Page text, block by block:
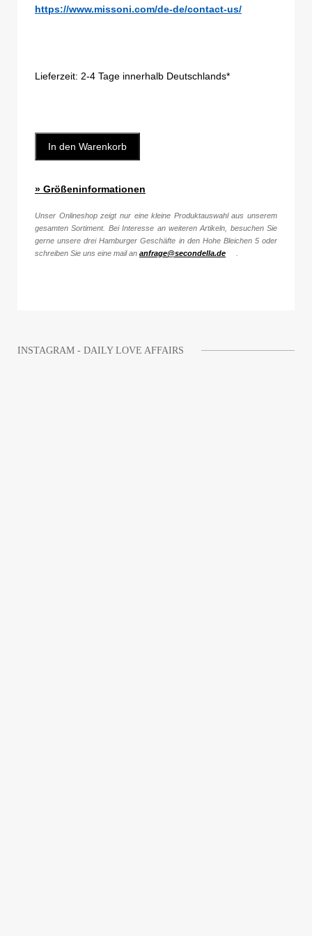
https://www.missoni.com/de-de/contact-us/
Lieferzeit: 2-4 Tage innerhalb Deutschlands*
In den Warenkorb
» Größeninformationen
Unser Onlineshop zeigt nur eine kleine Produktauswahl aus unserem
gesamten Sortiment. Bei Interesse an weiteren Artikeln, besuchen Sie
gerne unsere drei Hamburger Geschäfte in den Hohe Bleichen 5 oder
schreiben Sie uns eine mail an anfrage@secondella.de
INSTAGRAM - DAILY LOVE AFFAIRS